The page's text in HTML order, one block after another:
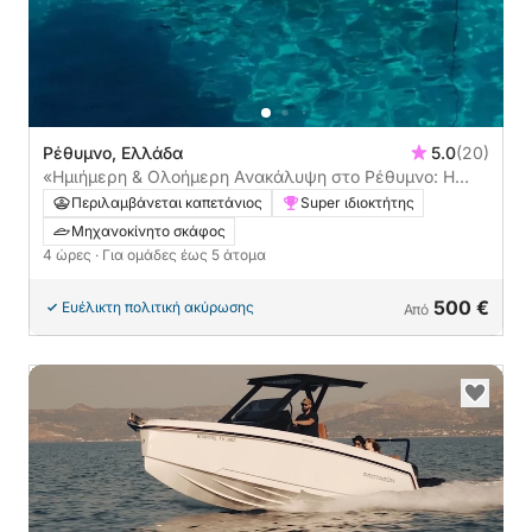
Ρέθυμνο, Ελλάδα 5.0(20)
«Ημιήμερη & Ολοήμερη Ανακάλυψη στο Ρέθυμνο: Η
Πολυτελής Απόδρασή σας με Μηχανοκίνητο Σκάφος!»
Περιλαμβάνεται καπετάνιος
Super ιδιοκτήτης
Μηχανοκίνητο σκάφος
4 ώρες · Για ομάδες έως 5 άτομα
Ευέλικτη πολιτική ακύρωσης Από 500 €